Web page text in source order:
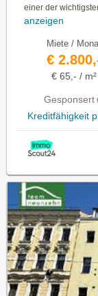
einer der
anzeigen
Miete /
€
€ 65,- / m²
Gesponsert
Kreditfähigkeit